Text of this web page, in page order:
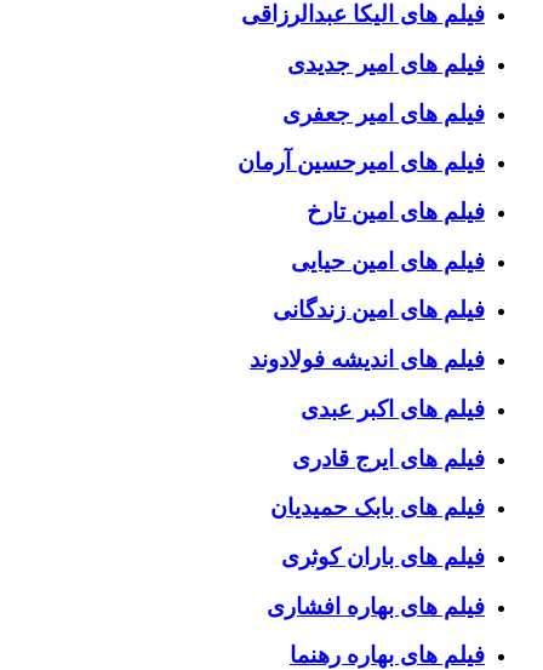
فیلم های الیکا عبدالرزاقی
فیلم های امیر جدیدی
فیلم های امیر جعفری
فیلم های امیرحسین آرمان
فیلم های امین تارخ
فیلم های امین حیایی
فیلم های امین زندگانی
فیلم های اندیشه فولادوند
فیلم های اکبر عبدی
فیلم های ایرج قادری
فیلم های بابک حمیدیان
فیلم های باران کوثری
فیلم های بهاره افشاری
فیلم های بهاره رهنما